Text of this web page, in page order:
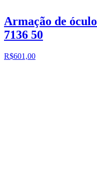
Armação de
7136 50
R$601,00